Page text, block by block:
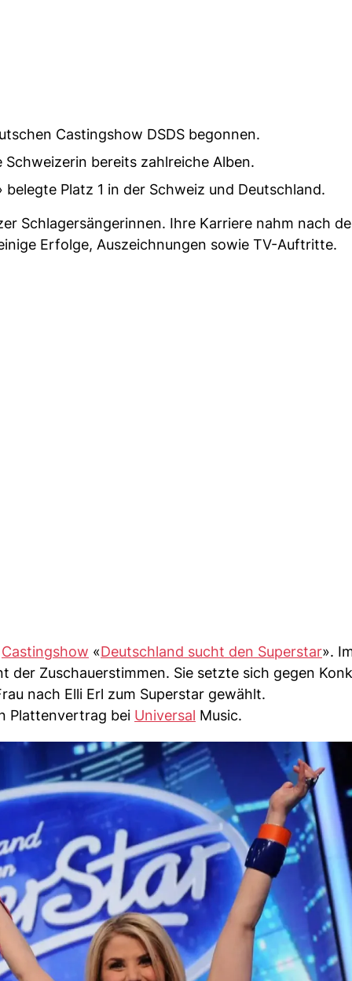
Castingshow DSDS begonnen.
bereits zahlreiche Alben.
Platz 1 in der Schweiz und Deutschland.
Schlagersängerinnen. Ihre Karriere nahm nach
Erfolge, Auszeichnungen sowie TV-Auftritte.
Castingshow «Deutschland sucht den Superstar».
der Zuschauerstimmen. Sie setzte sich gegen
nach Elli Erl zum Superstar gewählt.
Plattenvertrag bei Universal Music.